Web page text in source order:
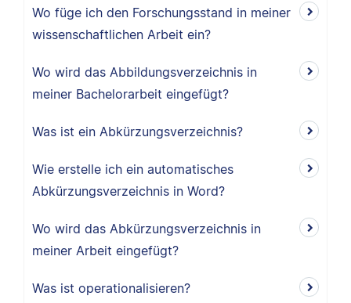
Wo füge ich den Forschungsstand in meiner
wissenschaftlichen Arbeit ein?
Wo wird das Abbildungsverzeichnis in
meiner Bachelorarbeit eingefügt?
Was ist ein Abkürzungsverzeichnis?
Wie erstelle ich ein automatisches
Abkürzungsverzeichnis in Word?
Wo wird das Abkürzungsverzeichnis in
meiner Arbeit eingefügt?
Was ist operationalisieren?